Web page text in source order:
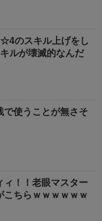
のスキル上げをし
ルが壊滅的なんだ
で使うことが無さそ
ィ！！老眼マスター
こちらｗｗｗｗｗｗ